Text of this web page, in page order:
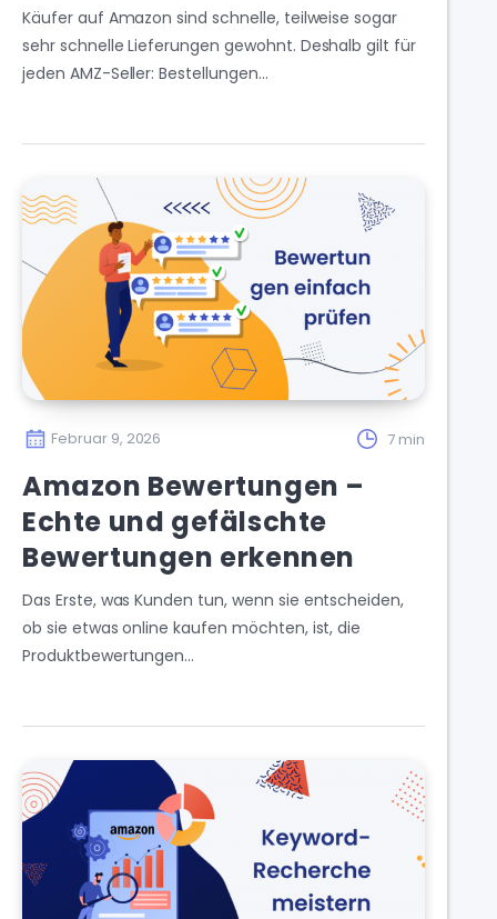
Käufer auf Amazon sind schnelle, teilweise sogar
sehr schnelle Lieferungen gewohnt. Deshalb gilt für
jeden AMZ-Seller: Bestellungen…
Februar 9, 2026 7 min
Amazon Bewertungen –
Echte und gefälschte
Bewertungen erkennen
Das Erste, was Kunden tun, wenn sie entscheiden,
ob sie etwas online kaufen möchten, ist, die
Produktbewertungen…